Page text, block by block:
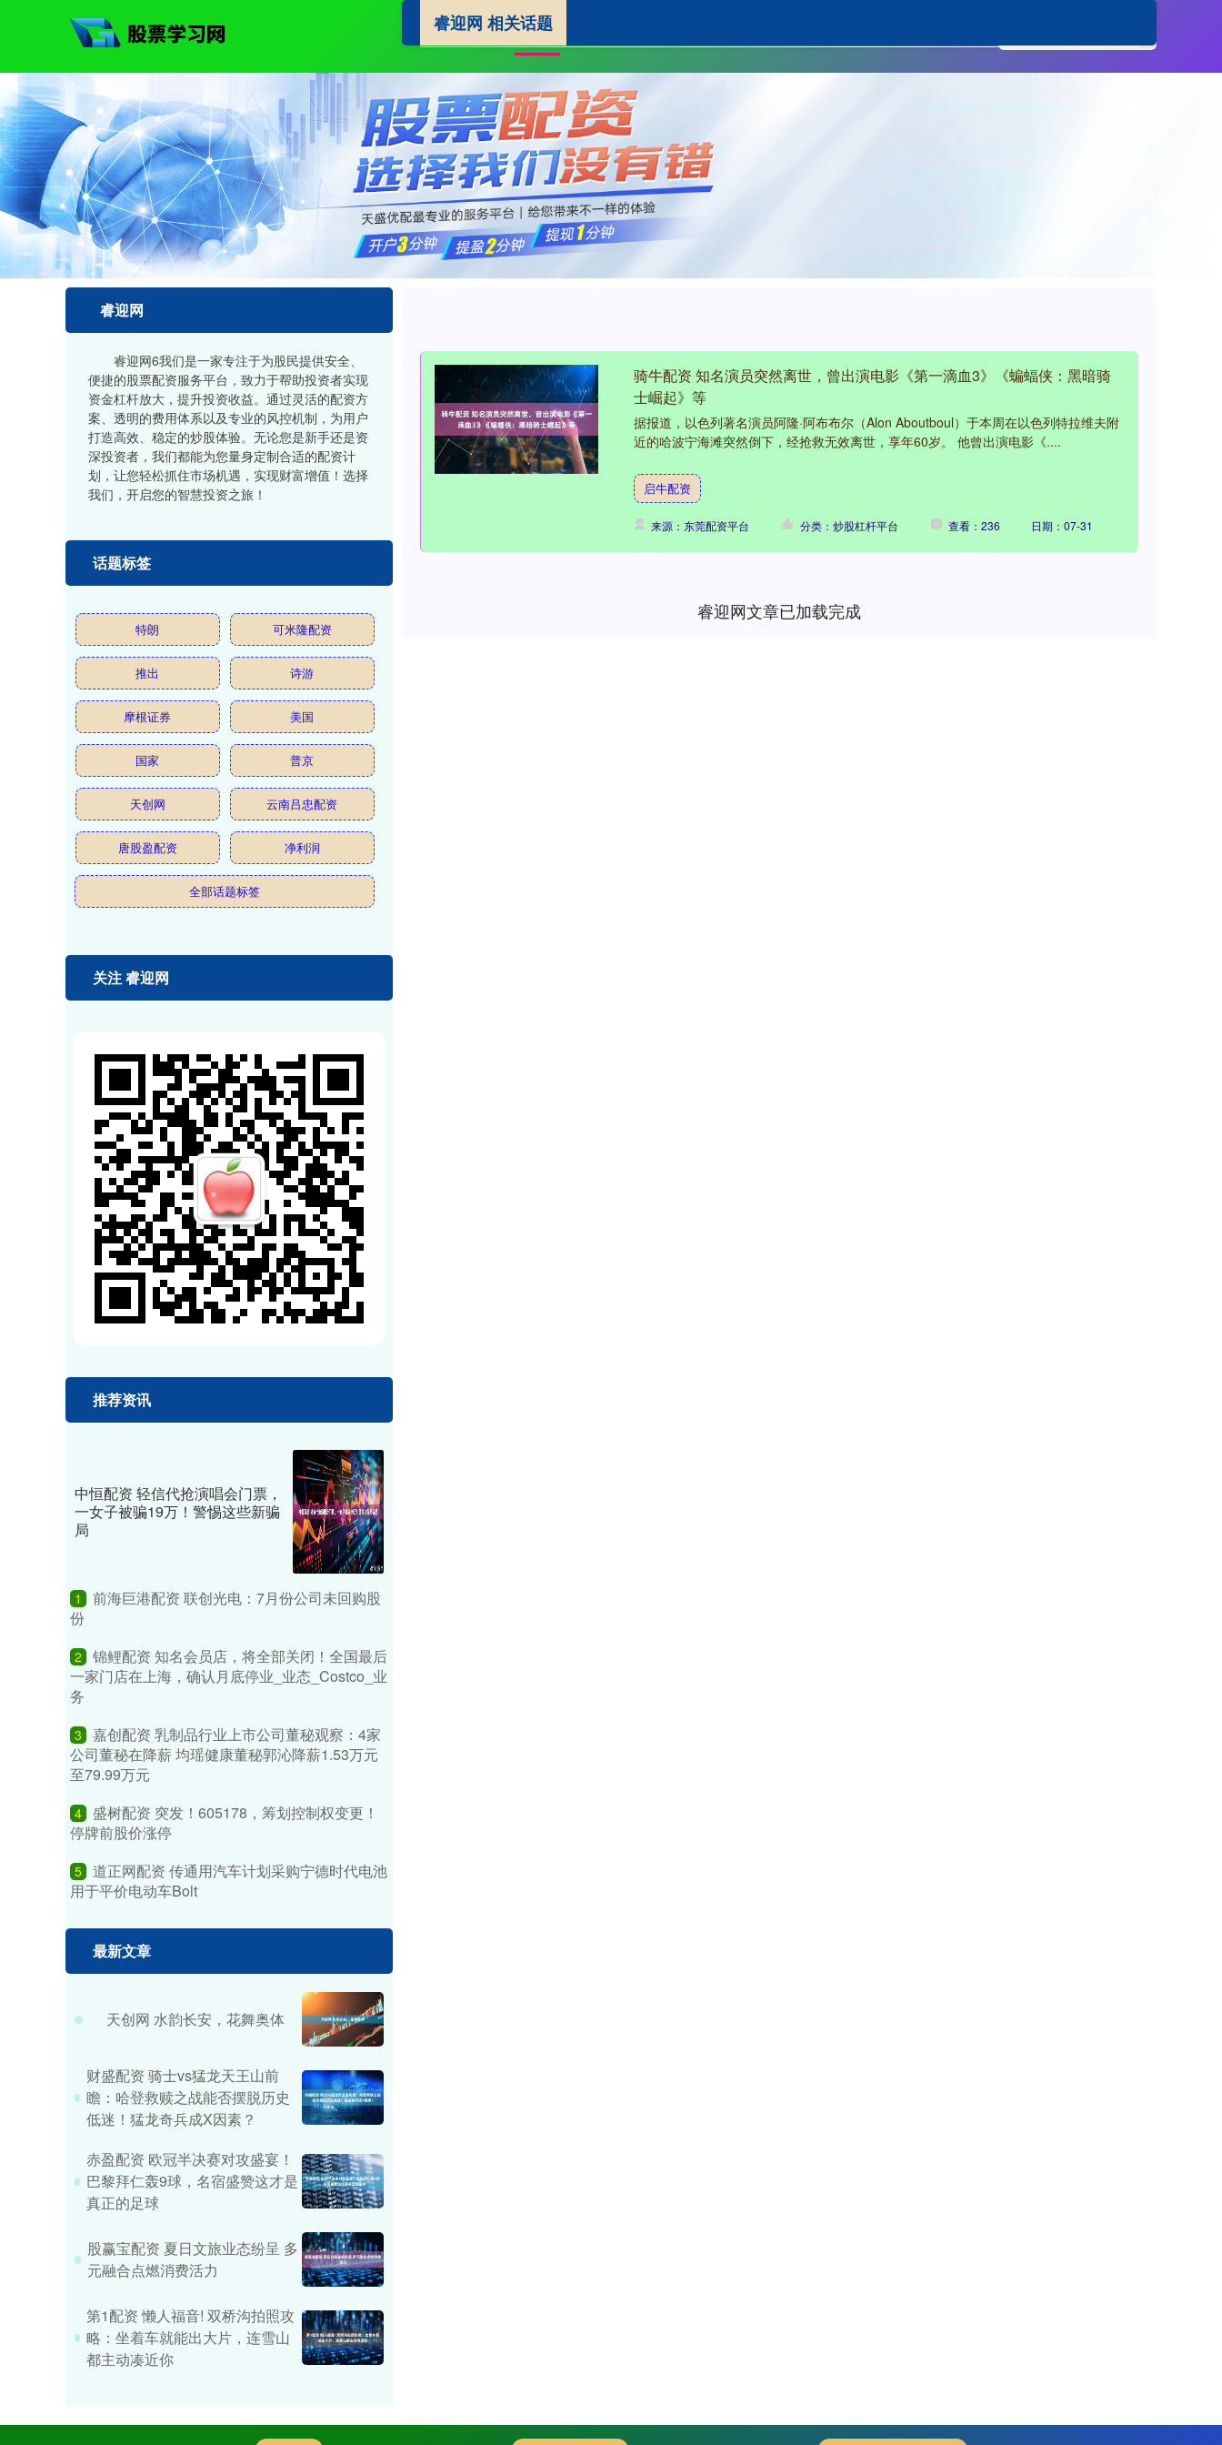
首页
睿迎网 相关话题
骑牛配资 知名演员突然离世，曾出演电影《第一滴血3》《蝙蝠侠：黑暗骑
士崛起》等
据报道，以色列著名演员阿隆·阿布布尔（Alon Aboutboul）于本周在以色列特拉维夫附
近的哈波宁海滩突然倒下，经抢救无效离世，享年60岁。 他曾出演电影《....
启牛配资
来源：东莞配资平台 分类：炒股杠杆平台 查看：236 日期：07-31
睿迎网文章已加载完成
睿迎网
睿迎网6我们是一家专注于为股民提供安全、
便捷的股票配资服务平台，致力于帮助投资者实现
资金杠杆放大，提升投资收益。通过灵活的配资方
案、透明的费用体系以及专业的风控机制，为用户
打造高效、稳定的炒股体验。无论您是新手还是资
深投资者，我们都能为您量身定制合适的配资计
划，让您轻松抓住市场机遇，实现财富增值！选择
我们，开启您的智慧投资之旅！
话题标签
特朗 可米隆配资
推出 诗游
摩根证券 美国
国家 普京
天创网 云南吕忠配资
唐股盈配资 净利润
全部话题标签
关注 睿迎网
推荐资讯
中恒配资 轻信代抢演唱会门票，
一女子被骗19万！警惕这些新骗
局
1
前海巨港配资 联创光电：7月份公司未回购股
份
2
锦鲤配资 知名会员店，将全部关闭！全国最后
一家门店在上海，确认月底停业_业态_Costco_业
务
3
嘉创配资 乳制品行业上市公司董秘观察：4家
公司董秘在降薪 均瑶健康董秘郭沁降薪1.53万元
至79.99万元
4
盛树配资 突发！605178，筹划控制权变更！
停牌前股价涨停
5 道正网配资 传通用汽车计划采购宁德时代电池
用于平价电动车Bolt
最新文章
天创网 水韵长安，花舞奥体
财盛配资 骑士vs猛龙天王山前
瞻：哈登救赎之战能否摆脱历史
低迷！猛龙奇兵成X因素？
赤盈配资 欧冠半决赛对攻盛宴！
巴黎拜仁轰9球，名宿盛赞这才是
真正的足球
股赢宝配资 夏日文旅业态纷呈 多
元融合点燃消费活力
第1配资 懒人福音! 双桥沟拍照攻
略：坐着车就能出大片，连雪山
都主动凑近你